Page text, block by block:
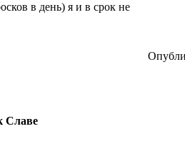
в день) я и в срок не
Славе